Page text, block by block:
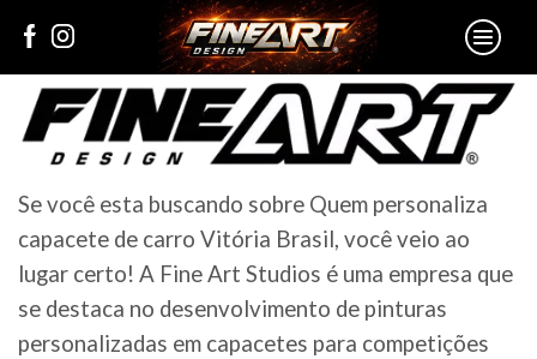
Se você esta buscando sobre Quem personaliza
capacete de carro Vitória Brasil, você veio ao
lugar certo! A Fine Art Studios é uma empresa que
se destaca no desenvolvimento de pinturas
personalizadas em capacetes para competições